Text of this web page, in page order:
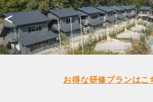
<
お得な研修プランはこ